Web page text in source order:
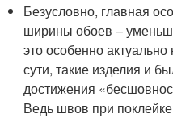
Безусловно, главная
ширины обоев –
это особенно
сути, такие изделия и
достижения
Ведь швов при